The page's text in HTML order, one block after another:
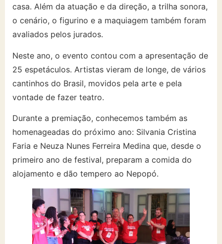
casa. Além da atuação e da direção, a trilha sonora,
o cenário, o figurino e a maquiagem também foram
avaliados pelos jurados.
Neste ano, o evento contou com a apresentação de
25 espetáculos. Artistas vieram de longe, de vários
cantinhos do Brasil, movidos pela arte e pela
vontade de fazer teatro.
Durante a premiação, conhecemos também as
homenageadas do próximo ano: Silvania Cristina
Faria e Neuza Nunes Ferreira Medina que, desde o
primeiro ano de festival, preparam a comida do
alojamento e dão tempero ao Nepopó.